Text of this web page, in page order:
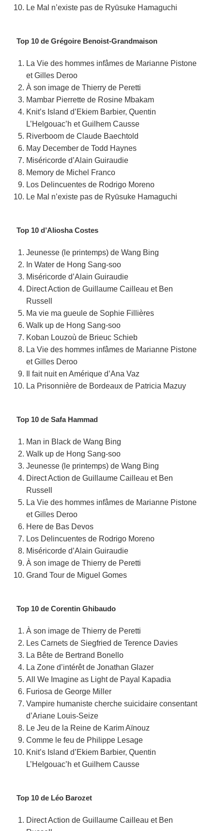
Le Mal n’existe pas de Ryūsuke Hamaguchi
Top 10 de Grégoire Benoist-Grandmaison
La Vie des hommes infâmes de Marianne Pistone
et Gilles Deroo
À son image de Thierry de Peretti
Mambar Pierrette de ​​Rosine Mbakam
Knit’s Island d’Ekiem Barbier, Quentin
L’Helgouac’h et Guilhem Causse
Riverboom de Claude Baechtold
May December de Todd Haynes
Miséricorde d’Alain Guiraudie
Memory de Michel Franco
Los Delincuentes de Rodrigo Moreno
Le Mal n’existe pas de Ryūsuke Hamaguchi
Top 10 d’Aliosha Costes
Jeunesse (le printemps) de Wang Bing
In Water de Hong Sang-soo
Miséricorde d’Alain Guiraudie
Direct Action de Guillaume Cailleau et Ben
Russell
Ma vie ma gueule de Sophie Fillières
Walk up de Hong Sang-soo
Koban Louzoù de Brieuc Schieb
La Vie des hommes infâmes de Marianne Pistone
et Gilles Deroo
Il fait nuit en Amérique d’Ana Vaz
La Prisonnière de Bordeaux de Patricia Mazuy
Top 10 de Safa Hammad
Man in Black de Wang Bing
Walk up de Hong Sang-soo
Jeunesse (le printemps) de Wang Bing
Direct Action de Guillaume Cailleau et Ben
Russell
La Vie des hommes infâmes de Marianne Pistone
et Gilles Deroo
Here de Bas Devos
Los Delincuentes de Rodrigo Moreno
Miséricorde d’Alain Guiraudie
À son image de Thierry de Peretti
Grand Tour de Miguel Gomes
Top 10 de Corentin Ghibaudo
À son image de Thierry de Peretti
Les Carnets de Siegfried de Terence Davies
La Bête de Bertrand Bonello
La Zone d’intérêt de Jonathan Glazer
All We Imagine as Light de Payal Kapadia
Furiosa de George Miller
Vampire humaniste cherche suicidaire consentant
d’Ariane Louis-Seize
Le Jeu de la Reine de Karim Aïnouz
Comme le feu de Philippe Lesage
Knit’s Island d’Ekiem Barbier, Quentin
L’Helgouac’h et Guilhem Causse
Top 10 de Léo Barozet
Direct Action de Guillaume Cailleau et Ben